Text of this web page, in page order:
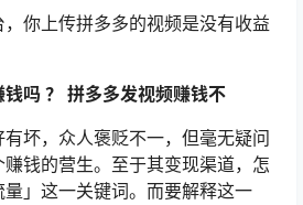
你上传拼多多的视频是没有收益
吗 ？ 拼多多发视频赚钱不
坏，众人褒贬不一，但毫无疑问
钱的营生。至于其变现渠道，怎
」这一关键词。而要解释这一